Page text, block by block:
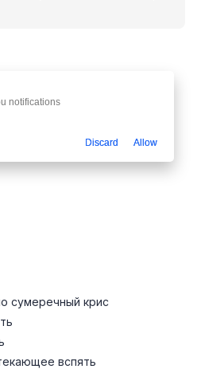
сумеречный крис
вспять
notifications
Discard Allow